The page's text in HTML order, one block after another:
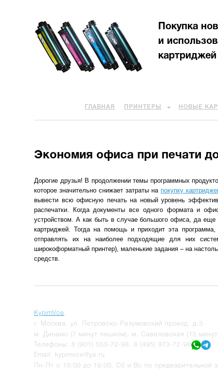
Покупка
и
картриджей
ГЛАВНАЯ ПРИНТЕРЫ НОВЫЕ
Экономия офиса при печати
Дорогие друзья! В продолжении темы программных
которое значительно снижает затраты на покупку
вывести всю офисную печать на новый уровень
распечатки. Когда документы все одного формата и
устройством. А как быть в случае большого офиса, да еще
картриджей. Тогда на помощь и приходит эта
отправлять их на наиболее подходящие для них
широкоформатный принтер), маленькие задания – на
средств.
KypimVce:
г.
Москва
ул. Петровско-Разумовский проезд, д.3
м. Динамо (7 минут пешком), м. Савеловская (15
Телефоны: 8 (901) 553-72-98
8 (495) 973-72-98
Email: kypimvce@ya.ru
Пн-Пт с 10:00 до 19:00, Сб и Вс по предварительной